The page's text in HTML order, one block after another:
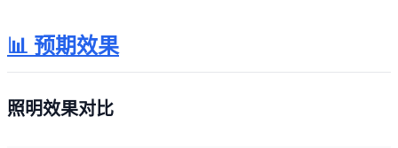
📊 预期效果
照明效果对比